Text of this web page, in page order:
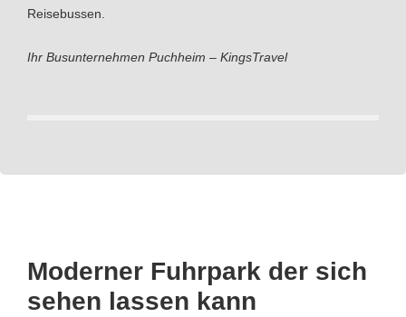
Reisebussen.
Ihr Busunternehmen Puchheim – KingsTravel
Moderner Fuhrpark der sich
sehen lassen kann